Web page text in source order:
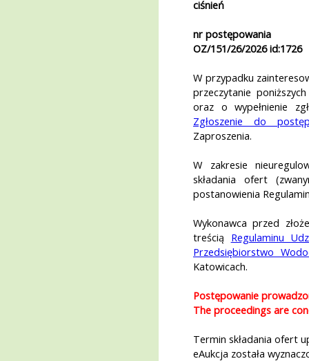
ciśnień
nr postępowania
OZ/151/26/2026 id:1726
W przypadku
przeczytanie
oraz o wypełnienie
Zgłoszenie do
Zaproszenia.
W zakresie
składania ofert
postanowienia
Wykonawca przed
treścią Regulaminu
Przedsiębiorstwo
Katowicach.
Postępowanie
The proceedings are
Termin składania ofert
eAukcja została